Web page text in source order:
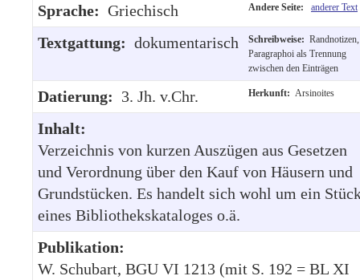
Sprache: Griechisch Andere Seite: anderer Text
Textgattung: dokumentarisch Schreibweise: Randnotizen,
Paragraphoi als Trennung
zwischen den Einträgen
Datierung: 3. Jh. v.Chr. Herkunft: Arsinoites
Inhalt:
Verzeichnis von kurzen Auszügen aus Gesetzen
und Verordnung über den Kauf von Häusern und
Grundstücken. Es handelt sich wohl um ein
eines Bibliothekskataloges o.ä.
Publikation:
W. Schubart, BGU VI 1213 (mit S. 192 = BL XI